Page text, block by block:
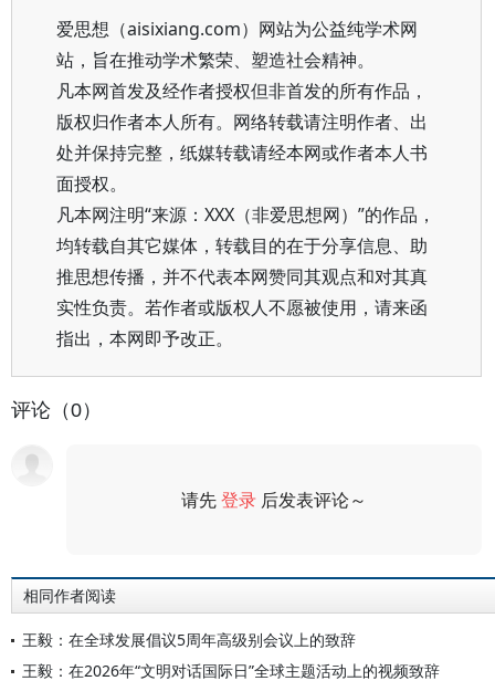
爱思想（aisixiang.com）网站为公益纯学术网
站，旨在推动学术繁荣、塑造社会精神。
凡本网首发及经作者授权但非首发的所有作品，
版权归作者本人所有。网络转载请注明作者、出
处并保持完整，纸媒转载请经本网或作者本人书
面授权。
凡本网注明“来源：XXX（非爱思想网）”的作品，
均转载自其它媒体，转载目的在于分享信息、助
推思想传播，并不代表本网赞同其观点和对其真
实性负责。若作者或版权人不愿被使用，请来函
指出，本网即予改正。
评论（0）
请先登录 后发表评论～
相同作者阅读
王毅：在全球发展倡议5周年高级别会议上的致辞
王毅：在2026年“文明对话国际日”全球主题活动上的视频致辞